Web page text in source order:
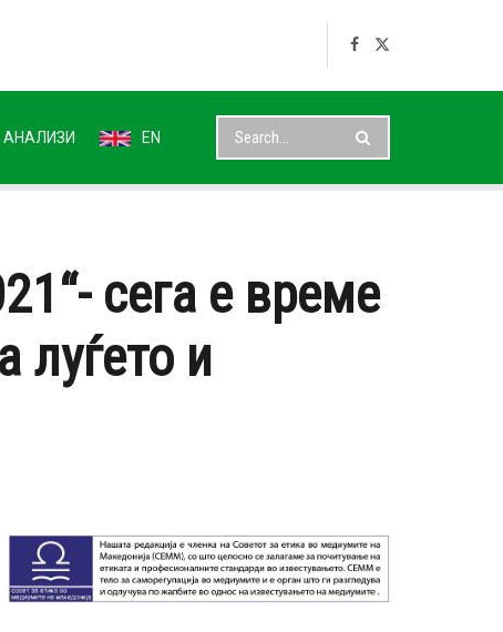
АНАЛИЗИ EN
сега е време
луѓето и